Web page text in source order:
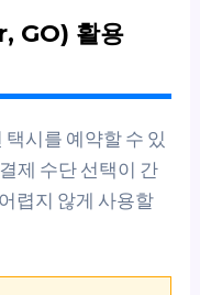
GO) 활용
택시를 예약할 수 있
제 수단 선택이 간
렵지 않게 사용할